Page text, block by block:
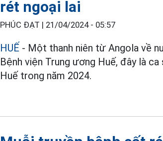
rét ngoại lai
PHÚC ĐẠT | 21/04/2024 - 05:57
HUẾ - Một thanh niên từ Angola về
Bệnh viện Trung ương Huế, đây là
Huế trong năm 2024.